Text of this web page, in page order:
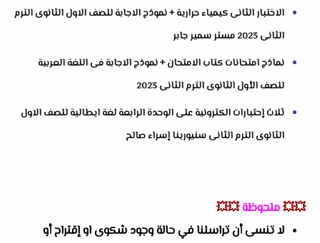
الاختبار الثانى كيمياء حرارية + نموذج الاجابة للصف الاول الثانوى الترم
الثانى 2023 مستر سمير جابر
نماذج امتحانات كتاب الامتحان + نموذج الاجابة فى اللغة العربية
للصف الأول الثانوى الترم الثانى 2023
ثلاث إحتبارات الكترونية على الوحدة الرابعة لغة ايطالية للصف الاول
الثانوى الترم الثانى سنيورينا إسراء صالح
💥💥ملحوظة💥💥
لا تنسى أن تراسلنا في حالة وجود شكوى او إقتراح أو